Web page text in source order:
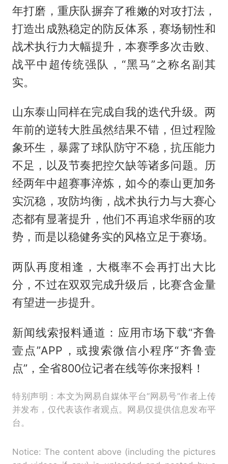
年打磨，重庆队摒弃了稚嫩的对攻打法，
打造出成熟稳定的防反体系，赛场韧性和
战术执行力大幅提升，本赛季多次击败、
战平中超传统强队，“黑马”之称名副其
实。
山东泰山同样在完成自我的迭代升级。两
年前的逆转大胜虽然结果不错，但过程险
象环生，暴露了球队防守不稳，抗压能力
不足，以及节奏把控欠缺等诸多问题。历
经两年中超赛事淬炼，如今的泰山更加务
实沉稳，攻防均衡，战术执行力与大赛心
态都有显著提升，他们不再追求华丽的攻
势，而是以稳健务实的风格立足于赛场。
两队再度相逢，大概率不会再打出大比
分，不过在双双完成升级后，比赛含金量
有望进一步提升。
新闻线索报料通道：应用市场下载“齐鲁
壹点”APP，或搜索微信小程序“齐鲁壹
点”，全省800位记者在线等你来报料！
特别声明：本文为网易自媒体平台“网易号”作者上传
并发布，仅代表该作者观点。网易仅提供信息发布平
台。
Notice: The content above (including the pictures